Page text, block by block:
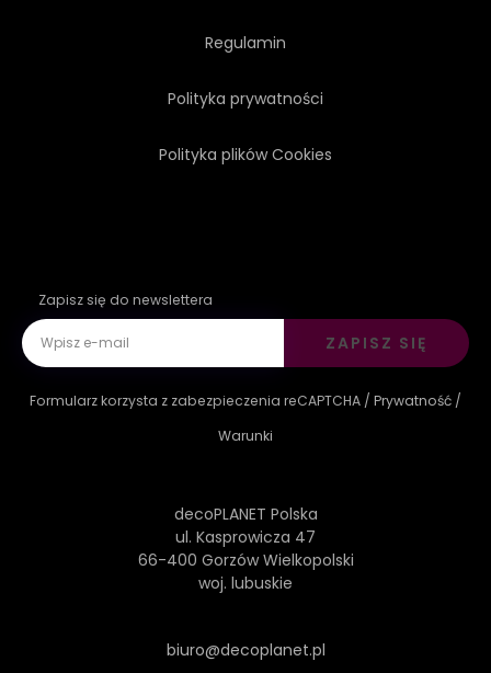
Regulamin
Polityka prywatności
Polityka plików Cookies
Zapisz się do newslettera
ZAPISZ SIĘ
Formularz korzysta z zabezpieczenia reCAPTCHA / Prywatność /
Warunki
decoPLANET Polska
ul. Kasprowicza 47
66-400 Gorzów Wielkopolski
woj. lubuskie
biuro@decoplanet.pl